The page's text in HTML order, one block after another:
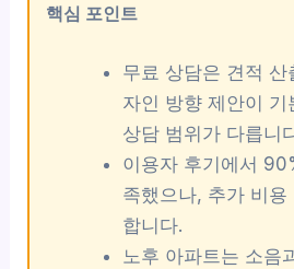
핵심 포인트
무료 상담은 견적 산
자인 방향 제안이
상담 범위가 다릅니
이용자 후기에서
족했으나, 추가 비용
합니다.
노후 아파트는 소음